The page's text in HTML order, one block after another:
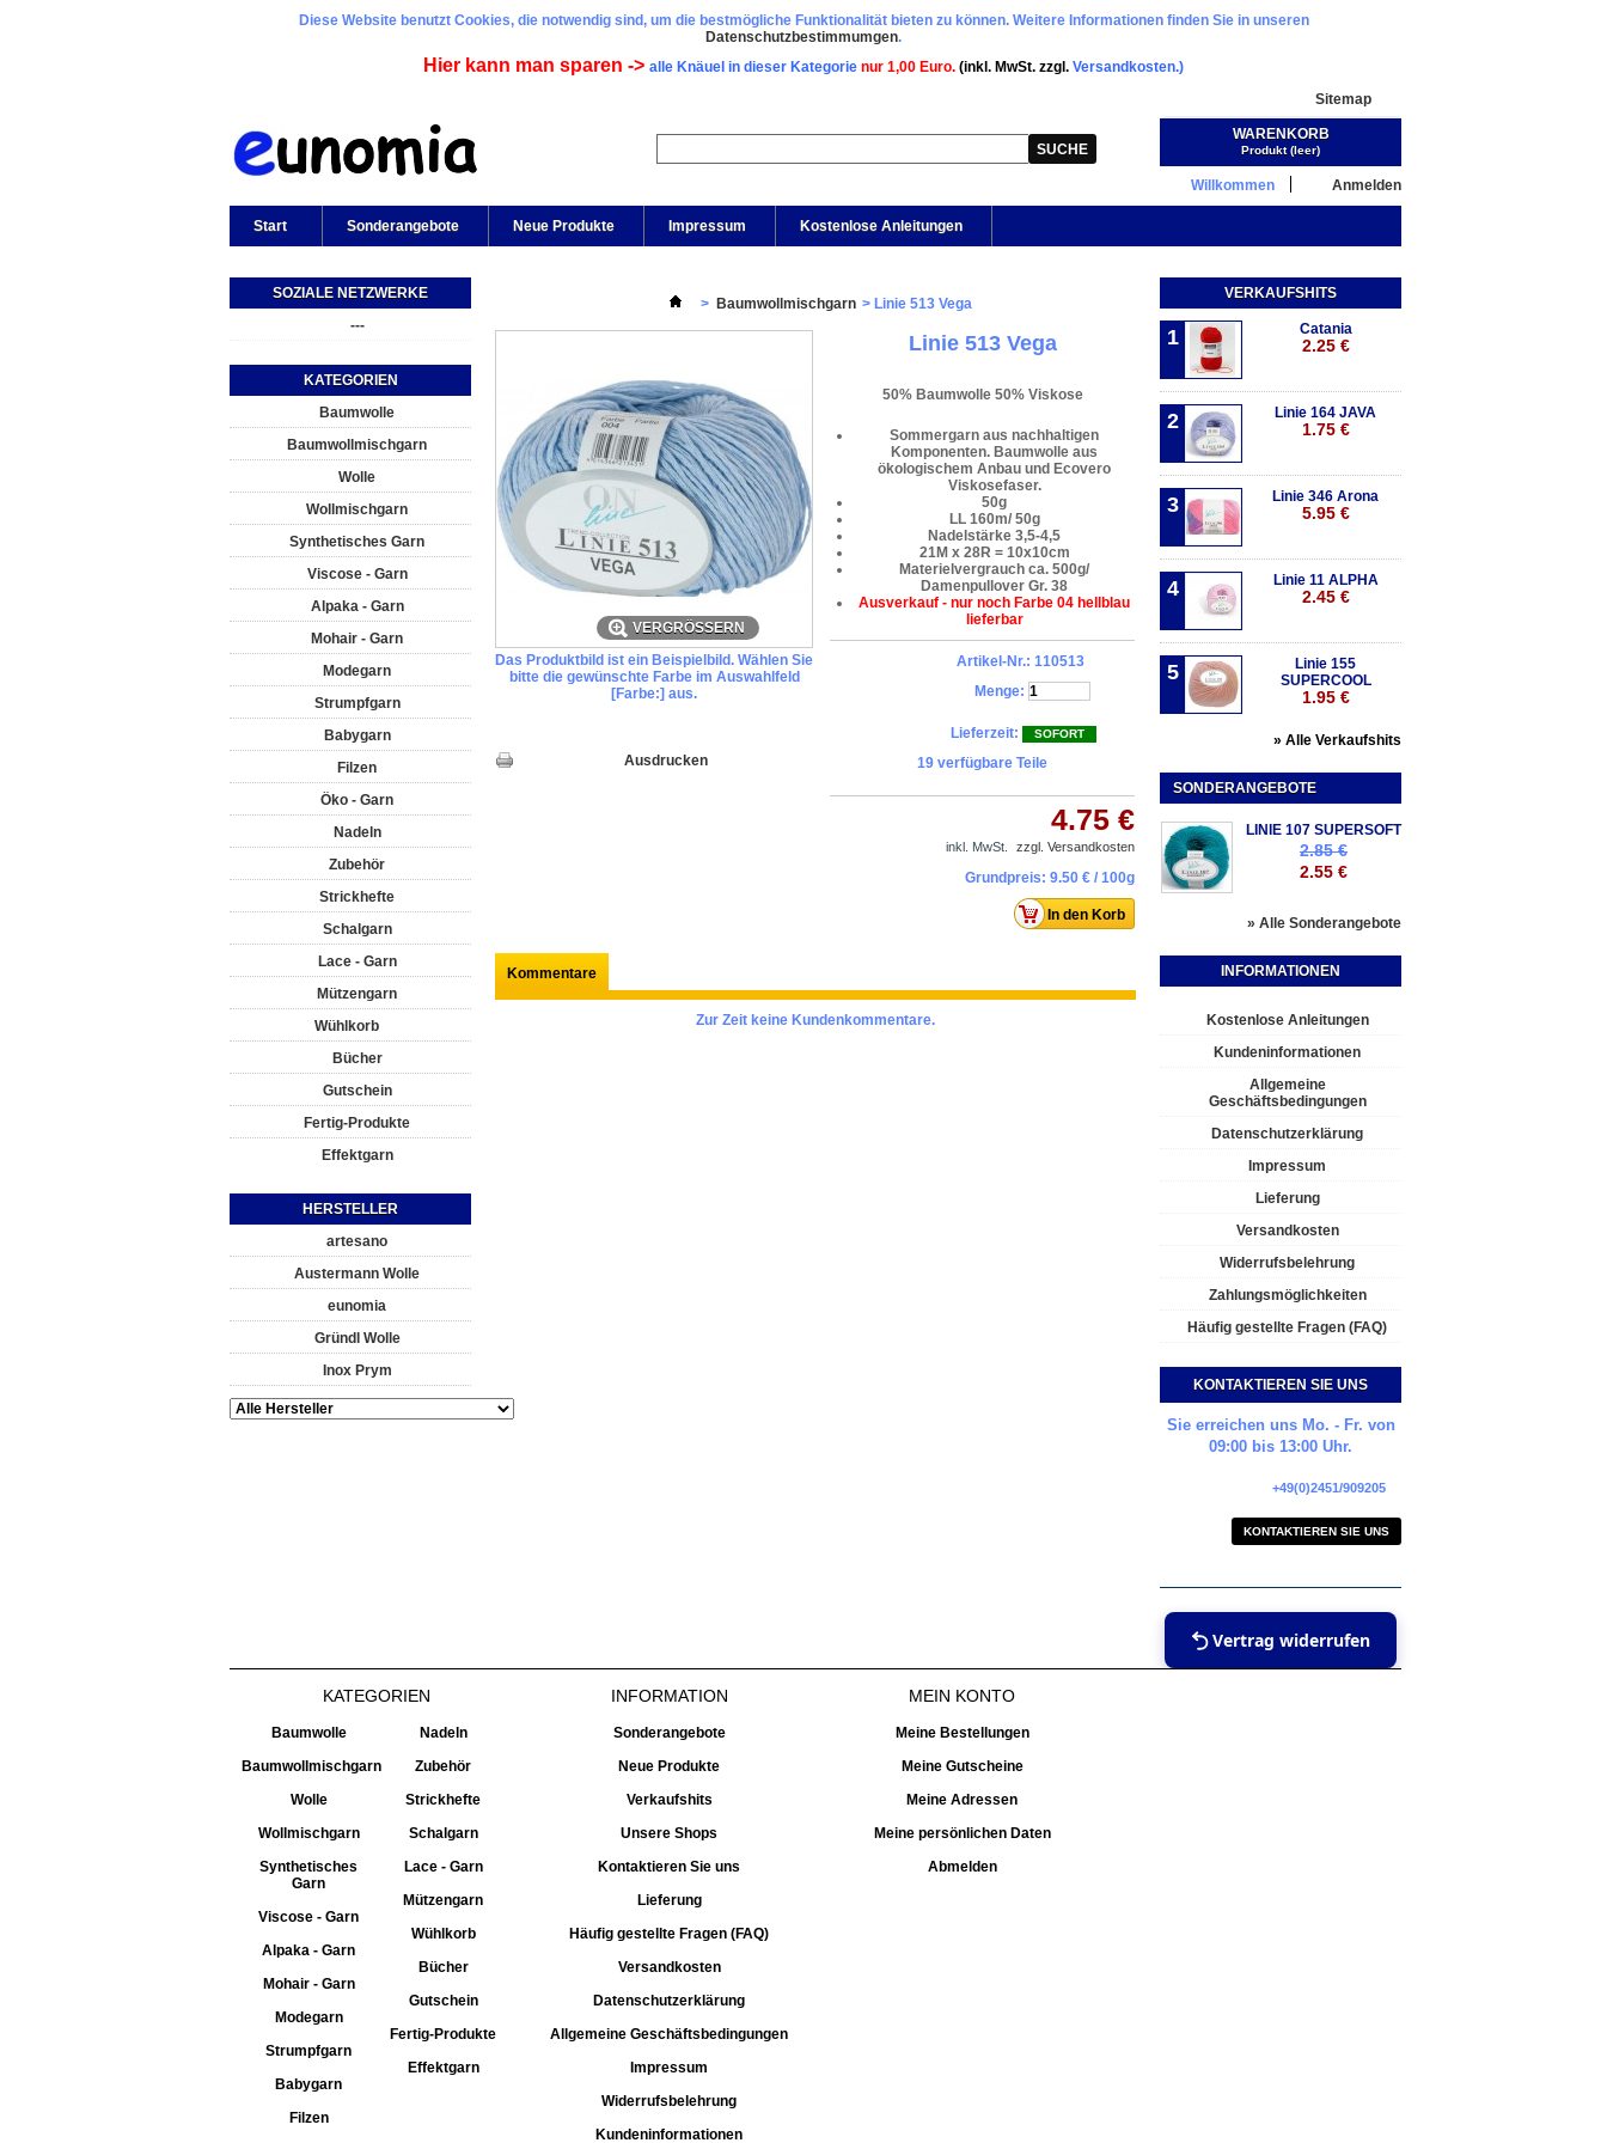
Diese Website benutzt Cookies, die notwendig sind, um die bestmögliche Funktionalität bieten zu können. Weitere Informationen finden Sie in unseren
Datenschutzbestimmumgen.
Hier kann man sparen -> alle Knäuel in dieser Kategorie nur 1,00 Euro. (inkl. MwSt. zzgl. Versandkosten.)
Sitemap
Warenkorb:(Leer)
Willkommen Anmelden
Start Sonderangebote Neue Produkte Impressum Kostenlose Anleitungen
WARENKORB
Produkt (leer)
SOZIALE NETZWERKE
---
KATEGORIEN
Baumwolle
Baumwollmischgarn
Wolle
Wollmischgarn
Synthetisches Garn
Viscose - Garn
Alpaka - Garn
Mohair - Garn
Modegarn
Strumpfgarn
Babygarn
Filzen
Öko - Garn
Nadeln
Zubehör
Strickhefte
Schalgarn
Lace - Garn
Mützengarn
Wühlkorb
Bücher
Gutschein
Fertig-Produkte
Effektgarn
HERSTELLER
artesano
Austermann Wolle
eunomia
Gründl Wolle
Inox Prym
> Baumwollmischgarn > Linie 513 Vega
VERGRÖSSERN
Das Produktbild ist ein Beispielbild. Wählen Sie
bitte die gewünschte Farbe im Auswahlfeld
[Farbe:] aus.
Ausdrucken
Linie 513 Vega
50% Baumwolle 50% Viskose
Sommergarn aus nachhaltigen
Komponenten. Baumwolle aus
ökologischem Anbau und Ecovero
Viskosefaser.
50g
LL 160m/ 50g
Nadelstärke 3,5-4,5
21M x 28R = 10x10cm
Materielvergrauch ca. 500g/
Damenpullover Gr. 38
Ausverkauf - nur noch Farbe 04 hellblau
lieferbar
Artikel-Nr.: 110513
Menge:
Lieferzeit: SOFORT
19 verfügbare Teile
4.75 €
inkl. MwSt. zzgl. Versandkosten
Grundpreis: 9.50 € / 100g
Kommentare
Zur Zeit keine Kundenkommentare.
VERKAUFSHITS
1 Catania
2.25 €
2 Linie 164 JAVA
1.75 €
3 Linie 346 Arona
5.95 €
4 Linie 11 ALPHA
2.45 €
5
Linie 155
SUPERCOOL
1.95 €
» Alle Verkaufshits
SONDERANGEBOTE
LINIE 107 SUPERSOFT
2.85 €
2.55 €
» Alle Sonderangebote
INFORMATIONEN
Kostenlose Anleitungen
Kundeninformationen
Allgemeine
Geschäftsbedingungen
Datenschutzerklärung
Impressum
Lieferung
Versandkosten
Widerrufsbelehrung
Zahlungsmöglichkeiten
Häufig gestellte Fragen (FAQ)
KONTAKTIEREN SIE UNS
Sie erreichen uns Mo. - Fr. von
09:00 bis 13:00 Uhr.
+49(0)2451/909205
KONTAKTIEREN SIE UNS
Vertrag widerrufen
KATEGORIEN
Baumwolle
Baumwollmischgarn
Wolle
Wollmischgarn
Synthetisches
Garn
Viscose - Garn
Alpaka - Garn
Mohair - Garn
Modegarn
Strumpfgarn
Babygarn
Filzen
Nadeln
Zubehör
Strickhefte
Schalgarn
Lace - Garn
Mützengarn
Wühlkorb
Bücher
Gutschein
Fertig-Produkte
Effektgarn
INFORMATION
Sonderangebote
Neue Produkte
Verkaufshits
Unsere Shops
Kontaktieren Sie uns
Lieferung
Häufig gestellte Fragen (FAQ)
Versandkosten
Datenschutzerklärung
Allgemeine Geschäftsbedingungen
Impressum
Widerrufsbelehrung
Kundeninformationen
MEIN KONTO
Meine Bestellungen
Meine Gutscheine
Meine Adressen
Meine persönlichen Daten
Abmelden